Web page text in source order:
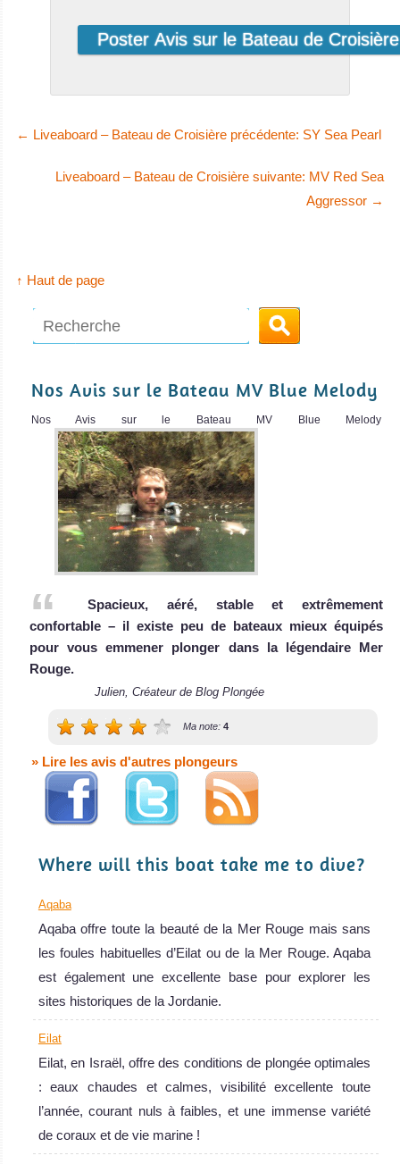
Cheikh
récifs à Ras
l'un des
Avis sur la
plongée
Mer
Rouge
La Mer Rouge
plonger avec
des poissons
pélagiques, des
Complètement
le Blue Pla
Avis sur le Bateau
Plongée
MY Grand Sea Serpent
Le Grand Sea Serpent mesure 41 mètres de
MY Grand Sea Serpent Avis sur le Bateau de Croisière
Plongée
MY Oceanos
MY Oceanos Avis sur le Bateau de Croisière Plongée
← Liveaboard – Bateau de Croisière précédente: SY Sea Pearl
Liveaboard – Bateau de Croisière suivante: MV Red Sea
Aggressor →
↑ Haut de page
Nos Avis sur le Bateau MV Blue Melody
Nos Avis sur le Bateau MV Blue Melody
Spacieux, aéré, stable et extrêmement
confortable – il existe peu de bateaux mieux équipés
pour vous emmener plonger dans la légendaire Mer
Rouge.
Julien, Créateur de Blog Plongée
Ma note: 4
» Lire les avis d'autres plongeurs
Where will this boat take me to dive?
Aqaba
Aqaba offre toute la beauté de la Mer Rouge mais sans
les foules habituelles d’Eilat ou de la Mer Rouge. Aqaba
est également une excellente base pour explorer les
sites historiques de la Jordanie.
Eilat
Eilat, en Israël, offre des conditions de plongée optimales
: eaux chaudes et calmes, visibilité excellente toute
l’année, courant nuls à faibles, et une immense variété
de coraux et de vie marine !